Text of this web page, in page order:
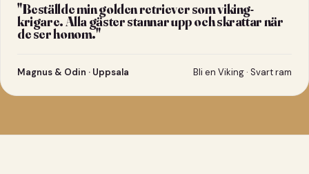
"Beställde min golden retriever som viking-
krigare. Alla gäster stannar upp och skrattar när
de ser honom."
Magnus & Odin · Uppsala Bli en Viking · Svart ram